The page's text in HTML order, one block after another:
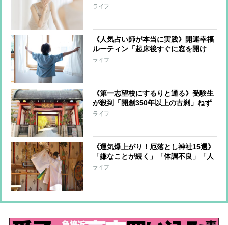
替える」「鏡の中の自分に『私は運が
ライフ
《人気占い師が本当に実践》開運幸福
ルーティン「起床後すぐに窓を開け
る」「就寝前に玄関掃除」「花を飾
ライフ
《第一志望校にするりと通る》受験生
が殺到「開創350年以上の古刹」ねず
み小僧が眠る寺院になぜ？【絶対
ライフ
《運気爆上がり！厄落とし神社15選》
「嫌なことが続く」「体調不良」「人
間関係がギクシャク」…よくない流れ
ライフ